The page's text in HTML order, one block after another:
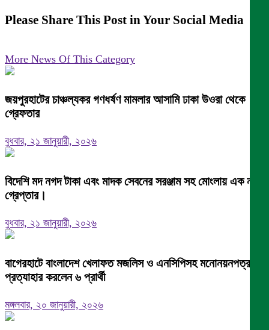
Please Share This Post in Your Social Media
More News Of This Category
জয়পুরহাটের চাঞ্চল্যকর গণধর্ষণ মামলার আসামি ঢাকা উওরা থেকে
গ্রেফতার
বুধবার, ২১ জানুয়ারী, ২০২৬
বিদেশি মদ নগদ টাকা এবং মাদক সেবনের সরঞ্জাম সহ মোংলায় এক নারী
গ্রেপ্তার।
বুধবার, ২১ জানুয়ারী, ২০২৬
বাগেরহাটে বাংলাদেশ খেলাফত মজলিস ও এনসিপিসহ মনোনয়নপত্র
প্রত্যাহার করলেন ৬ প্রার্থী
মঙ্গলবার, ২০ জানুয়ারী, ২০২৬